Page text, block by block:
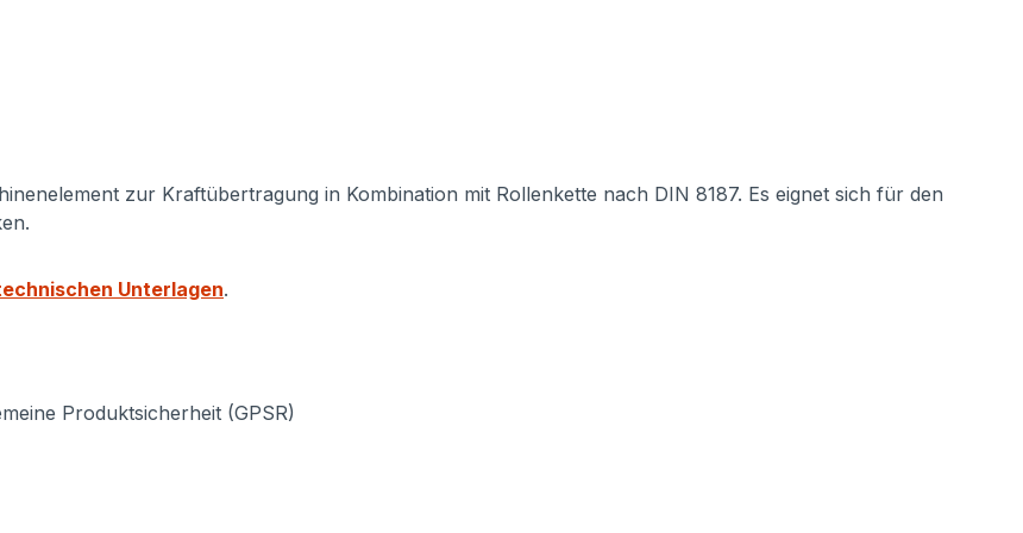
zur Kraftübertragung in Kombination mit Rollenkette nach DIN 8187. Es eignet sich für den
Unterlagen.
Produktsicherheit (GPSR)